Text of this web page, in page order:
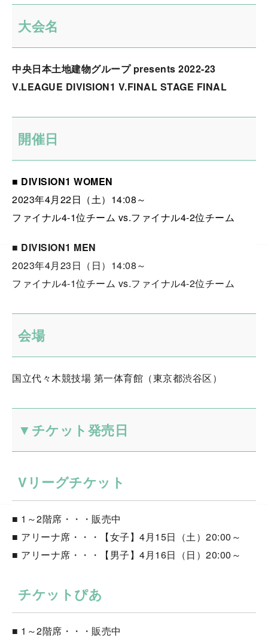
大会名
中央日本土地建物グループ presents 2022-23
V.LEAGUE DIVISION1 V.FINAL STAGE FINAL
開催日
■ DIVISION1 WOMEN
2023年4月22日（土）14:08～
ファイナル4-1位チーム vs.ファイナル4-2位チーム
■ DIVISION1 MEN
2023年4月23日（日）14:08～
ファイナル4-1位チーム vs.ファイナル4-2位チーム
会場
国立代々木競技場 第一体育館（東京都渋谷区）
▼チケット発売日
Vリーグチケット
■ 1～2階席・・・販売中
■ アリーナ席・・・【女子】4月15日（土）20:00～
■ アリーナ席・・・【男子】4月16日（日）20:00～
チケットぴあ
■ 1～2階席・・・販売中